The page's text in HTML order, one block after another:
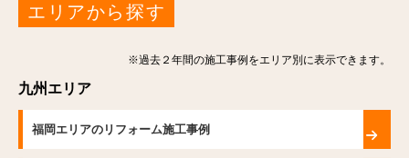
エリアから探す
※過去２年間の施工事例をエリア別に表示できます。
九州エリア
福岡エリアのリフォーム施工事例